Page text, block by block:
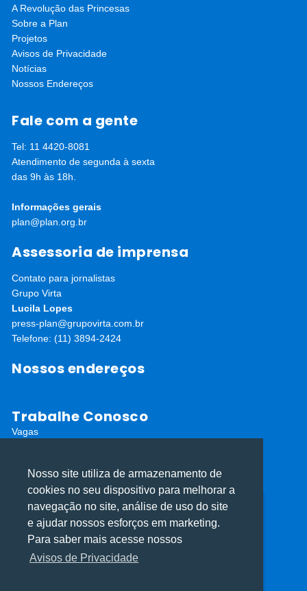
Utilizamos cookies para oferecer melhor
experiência, melhorar o desempenho, analisar
como você interage em nosso site e
personalizar conteúdo.
Utilizamos cookies para oferecer melhor
experiência, melhorar o desempenho, analisar
como você interage em nosso site e
personalizar conteúdo.
A Revolução das Princesas
Sobre a Plan
Projetos
Avisos de Privacidade
Notícias
Nossos Endereços
Fale com a gente
Tel: 11 4420-8081
Atendimento de segunda à sexta
das 9h às 18h.
Informações gerais
plan@plan.org.br
Assessoria de imprensa
Contato para jornalistas
Grupo Virta
Lucila Lopes
press-plan@grupovirta.com.br
Telefone: (11) 3894-2424
Nossos endereços
Trabalhe Conosco
Vagas
Editais abertos
Cadastro de Fornecedores
Redes Sociais
Nosso site utiliza de armazenamento de
cookies no seu dispositivo para melhorar a
navegação no site, análise de uso do site
e ajudar nossos esforços em marketing.
Para saber mais acesse nossos
Avisos de Privacidade